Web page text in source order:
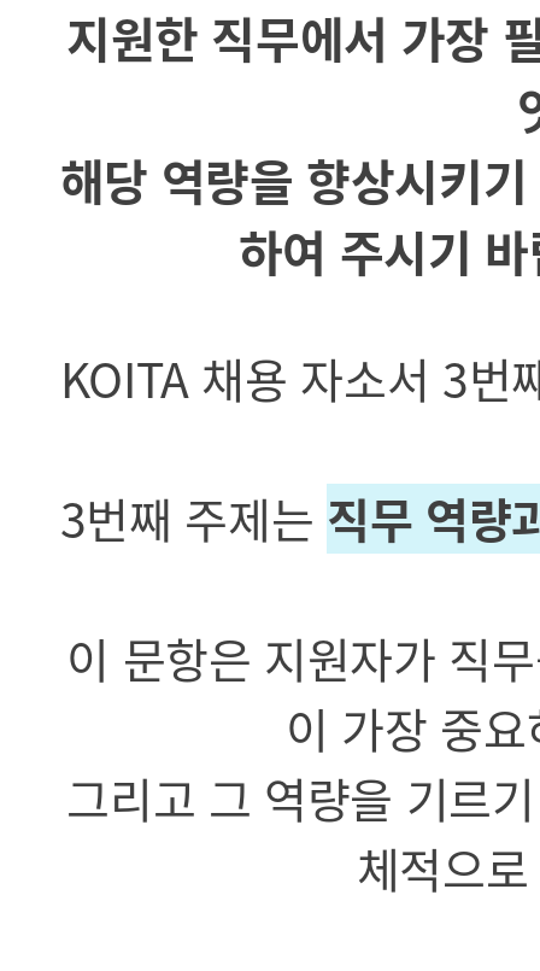
지원한 직무에서 가장
해당 역량을 향상시키
하여 주시기
KOITA 채용 자소서 3번
3번째 주제는 직무 역량
이 문항은 지원자가 직
이 가장 중
그리고 그 역량을 기르
체적으